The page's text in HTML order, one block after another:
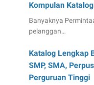
Kompulan
Banyaknya
pelanggan…
Katalog Lengkap
SMP, SMA,
Perguruan Tinggi